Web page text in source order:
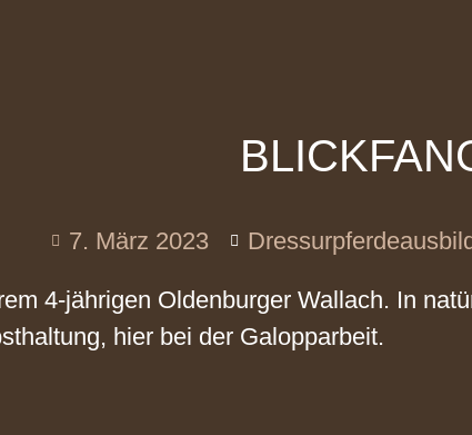
7. März 2023
4-jährigen Oldenburger Wallach. In
hier bei der Galopparbeit.